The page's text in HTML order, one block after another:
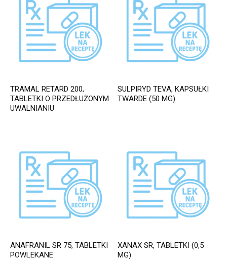
TRAMAL RETARD 200,
TABLETKI O PRZEDŁUŻONYM
UWALNIANIU
SULPIRYD TEVA, KAPSUŁKI
TWARDE (50 MG)
ANAFRANIL SR 75, TABLETKI
POWLEKANE
XANAX SR, TABLETKI (0,5
MG)